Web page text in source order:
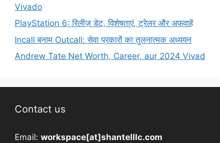
Vivado
PlayStation 6: रिलीज़ डेट, विशेषताएं, ट्रेलर और अफवाहें
Incall बनाम Outcall: सेवा प्रकारों का तुलनात्मक अध्ययन
Andrew Tate Net Worth, Career, aur 2024 Vivad
Contact us
Email: workspace[at]shantelllc.com